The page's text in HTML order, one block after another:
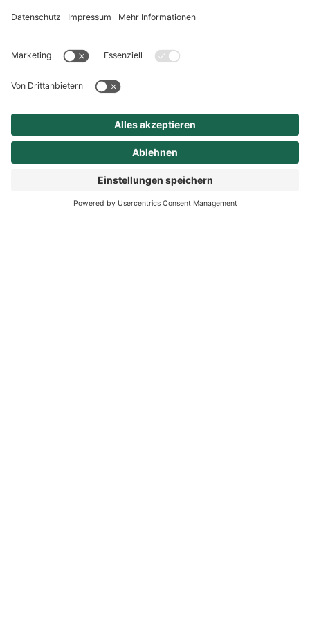
qualifizierten
Krankentransportes wählen
Sie die +49 (0) 3464 - 19
222. Bei Fragen rund um
den kassenärztlichen
Bereitschaftsdienst wenden